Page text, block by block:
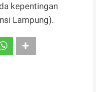
kepentingan
Lampung).